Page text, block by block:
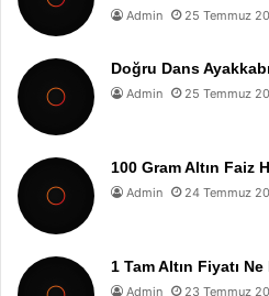
Admin 25 Temmuz
Doğru Dans
Admin 25 Temmuz
100 Gram Altın Faiz
Admin 24 Temmuz
1 Tam Altın Fiyatı
Admin 23 Temmuz